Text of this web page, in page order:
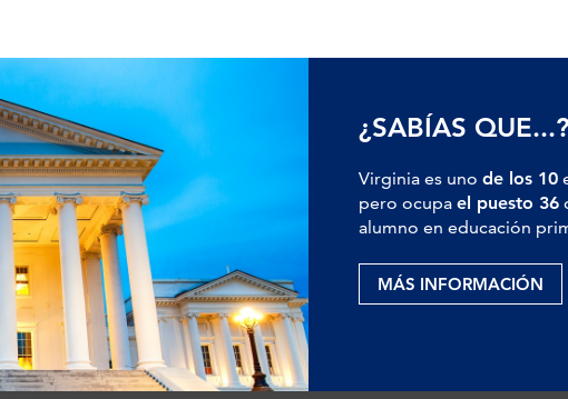
¿SABÍAS QUE...?
Virginia es uno de los 10
pero ocupa el puesto 36
alumno en educación
MÁS INFORMACIÓN